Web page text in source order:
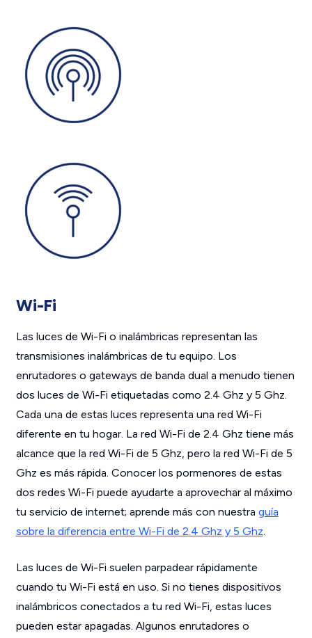
Wi-Fi
Las luces de Wi-Fi o inalámbricas representan las
transmisiones inalámbricas de tu equipo. Los
enrutadores o gateways de banda dual a menudo tienen
dos luces de Wi-Fi etiquetadas como 2.4 Ghz y 5 Ghz.
Cada una de estas luces representa una red Wi-Fi
diferente en tu hogar. La red Wi-Fi de 2.4 Ghz tiene más
alcance que la red Wi-Fi de 5 Ghz, pero la red Wi-Fi de 5
Ghz es más rápida. Conocer los pormenores de estas
dos redes Wi-Fi puede ayudarte a aprovechar al máximo
tu servicio de internet; aprende más con nuestra guía
sobre la diferencia entre Wi-Fi de 2.4 Ghz y 5 Ghz.
Las luces de Wi-Fi suelen parpadear rápidamente
cuando tu Wi-Fi está en uso. Si no tienes dispositivos
inalámbricos conectados a tu red Wi-Fi, estas luces
pueden estar apagadas. Algunos enrutadores o